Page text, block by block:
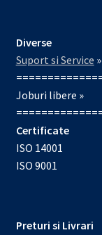
Diverse
Suport si Service »
Joburi libere »
Certificate
ISO 14001
ISO 9001
Preturi si Livrari